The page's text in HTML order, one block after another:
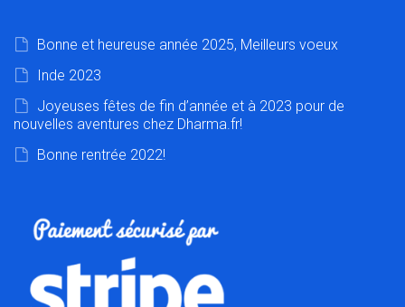
Bonne et heureuse année 2025, Meilleurs voeux
Inde 2023
Joyeuses fêtes de fin d’année et à 2023 pour de
nouvelles aventures chez Dharma.fr!
Bonne rentrée 2022!